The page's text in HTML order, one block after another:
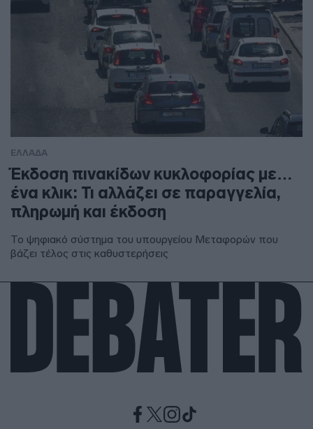
ΕΛΛΑΔΑ
Έκδοση πινακίδων κυκλοφορίας με…
ένα κλικ: Τι αλλάζει σε παραγγελία,
πληρωμή και έκδοση
Το ψηφιακό σύστημα του υπουργείου Μεταφορών που
βάζει τέλος στις καθυστερήσεις